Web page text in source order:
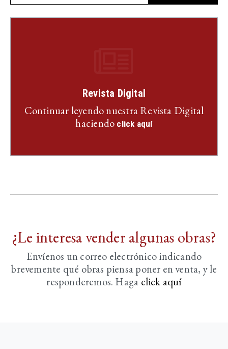
Revista Digital
Continuar leyendo nuestra Revista Digital
haciendo click aquí
¿Le interesa vender algunas obras?
Envíenos un correo electrónico indicando
brevemente qué obras piensa poner en venta, y le
responderemos. Haga click aquí­